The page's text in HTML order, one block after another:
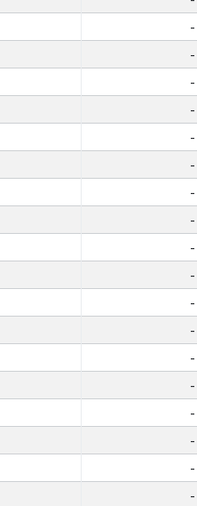
-
-
-
-
-
-
-
-
-
-
-
-
-
-
-
-
-
-